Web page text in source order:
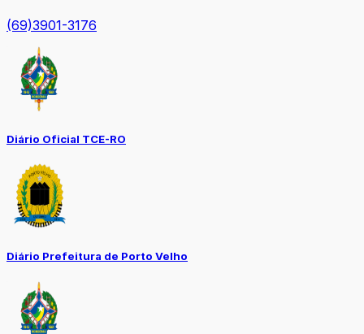
(69)3901-3176
Diário Oficial TCE-RO
Diário Prefeitura de Porto Velho